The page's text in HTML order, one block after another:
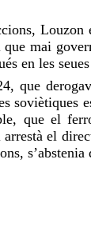
mai
en les
que
soviètiques
que el
el